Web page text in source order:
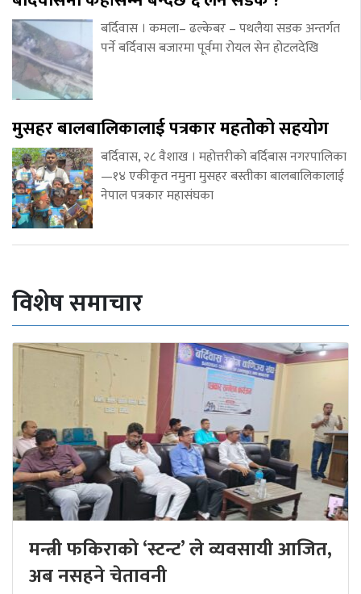
बर्दिवास । कमला– ढल्केबर – पथलैया सडक अन्तर्गत
पर्ने बर्दिवास बजारमा पूर्वमा रोयल सेन होटलदेखि
मुसहर बालबालिकालाई पत्रकार महतोेको सहयोग
बर्दिवास, २८ वैशाख । महोत्तरीको बर्दिबास नगरपालिका
—१४ एकीकृत नमुना मुसहर बस्तीका बालबालिकालाई
नेपाल पत्रकार महासंघका
विशेष समाचार
मन्त्री फकिराको ‘स्टन्ट’ ले व्यवसायी आजित,
अब नसहने चेतावनी